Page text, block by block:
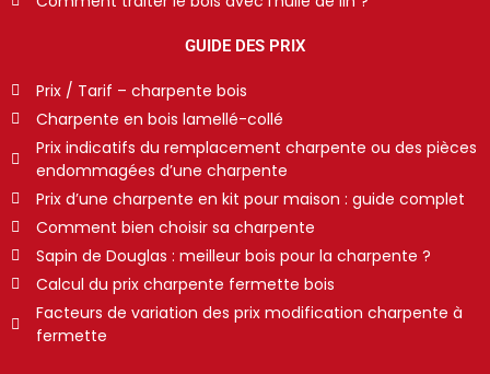
GUIDE DES PRIX
Prix / Tarif – charpente bois
Charpente en bois lamellé-collé
Prix indicatifs du remplacement charpente ou des pièces
endommagées d’une charpente
Prix d’une charpente en kit pour maison : guide complet
Comment bien choisir sa charpente
Sapin de Douglas : meilleur bois pour la charpente ?
Calcul du prix charpente fermette bois
Facteurs de variation des prix modification charpente à
fermette